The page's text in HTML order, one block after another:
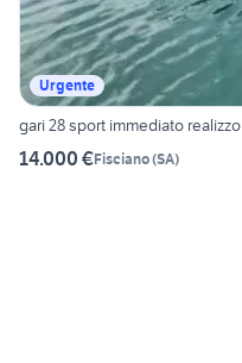
Urgente
gari 28 sport immediato realizzo
14.000 €Fisciano(SA)